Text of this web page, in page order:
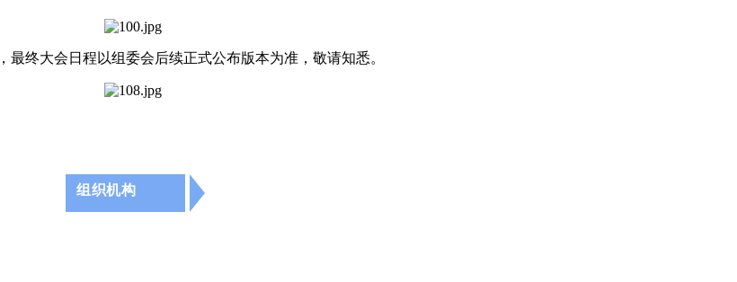
终大会日程以组委会后续正式公布版本为准，敬请知悉。
组织机构